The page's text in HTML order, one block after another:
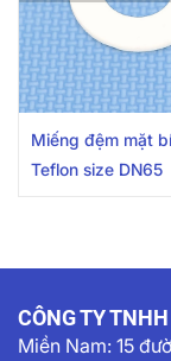
Miếng đệm mặt
Teflon size DN65
CÔNG TY
Miền Nam: 15